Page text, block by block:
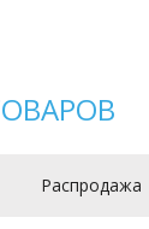
Распродажа